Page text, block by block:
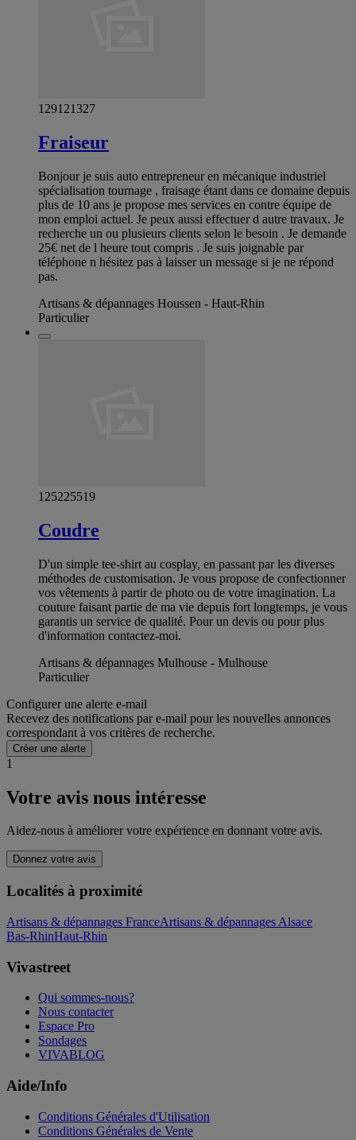
129121327
Fraiseur
Bonjour je suis auto entrepreneur en mécanique industriel
spécialisation tournage , fraisage étant dans ce domaine depuis
plus de 10 ans je propose mes services en contre équipe de
mon emploi actuel. Je peux aussi effectuer d autre travaux. Je
recherche un ou plusieurs clients selon le besoin . Je demande
25€ net de l heure tout compris . Je suis joignable par
téléphone n hésitez pas à laisser un message si je ne répond
pas.
Artisans & dépannages Houssen - Haut-Rhin
Particulier
125225519
Coudre
D'un simple tee-shirt au cosplay, en passant par les diverses
méthodes de customisation. Je vous propose de confectionner
vos vêtements à partir de photo ou de votre imagination. La
couture faisant partie de ma vie depuis fort longtemps, je vous
garantis un service de qualité. Pour un devis ou pour plus
d'information contactez-moi.
Artisans & dépannages Mulhouse - Mulhouse
Particulier
Configurer une alerte e-mail
Recevez des notifications par e-mail pour les nouvelles annonces
correspondant à vos critères de recherche.
Créer une alerte
1
Votre avis nous intéresse
Aidez-nous à améliorer votre expérience en donnant votre avis.
Donnez votre avis
Localités à proximité
Artisans & dépannages FranceArtisans & dépannages Alsace
Bas-RhinHaut-Rhin
Vivastreet
Qui sommes-nous?
Nous contacter
Espace Pro
Sondages
VIVABLOG
Aide/Info
Conditions Générales d'Utilisation
Conditions Générales de Vente